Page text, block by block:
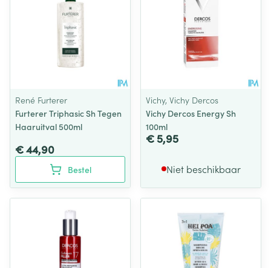
René Furterer
Furterer Triphasic Sh Tegen
Haaruitval 500ml
€ 44,90
Bestel
Vichy, Vichy Dercos
Vichy Dercos Energy Sh
100ml
€ 5,95
Niet beschikbaar